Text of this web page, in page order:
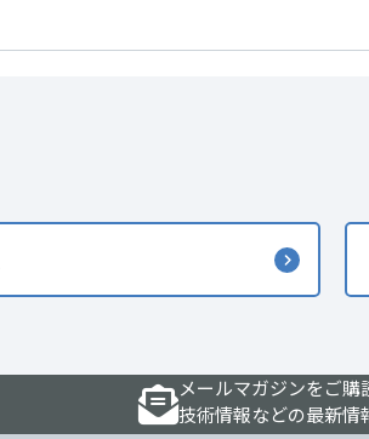
メールマガジンをご購
技術情報などの最新情